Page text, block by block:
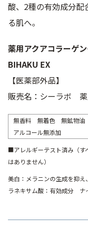
酸、2種の有効成分配
る肌へ。
薬用アクアコラーゲ
BIHAKU EX
【医薬部外品】
販売名：シーラボ 薬
無香料 無着色 無鉱物油
アルコール無添加
■アレルギーテスト済み（す
はありません）
美白：メラニンの生成を抑
ラネキサム酸：有効成分 ナ